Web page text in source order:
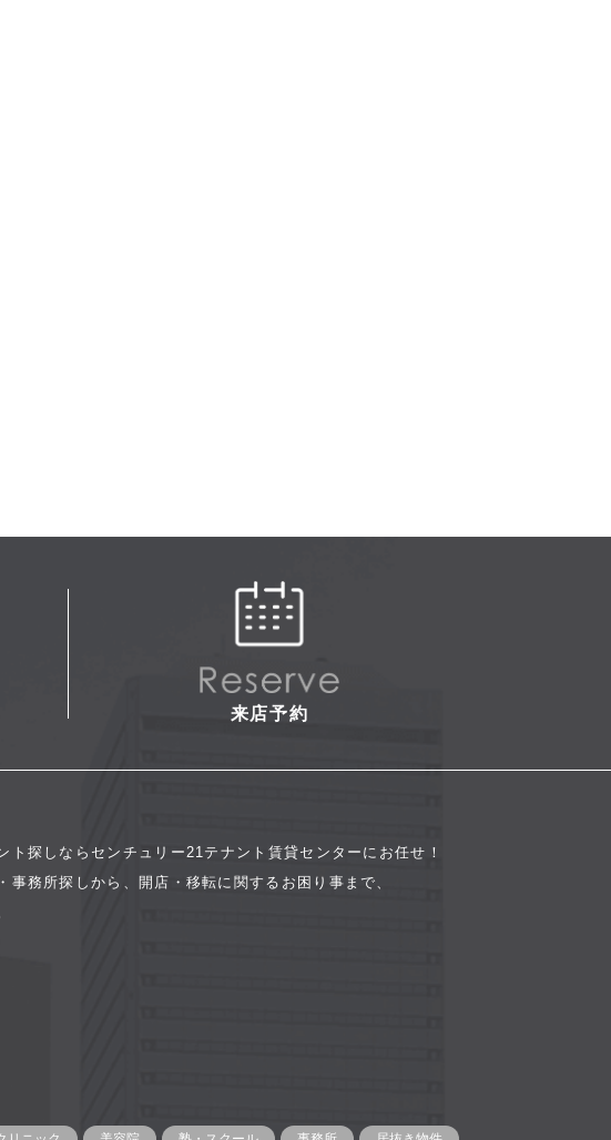
来店予約
ト探しならセンチュリー21テナント賃貸センターにお任せ！
務所探しから、開店・移転に関するお困り事まで、